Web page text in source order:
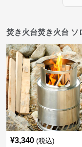
焚き火台焚き火台 ソ
¥3,340 (税込)